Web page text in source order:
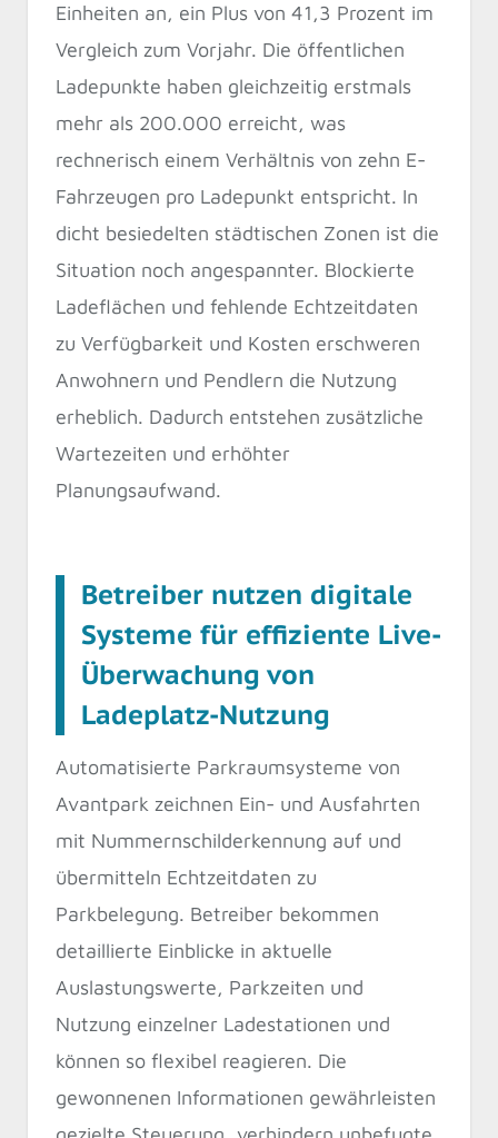
Einheiten an, ein Plus von 41,3 Prozent im
Vergleich zum Vorjahr. Die öffentlichen
Ladepunkte haben gleichzeitig erstmals
mehr als 200.000 erreicht, was
rechnerisch einem Verhältnis von zehn E-
Fahrzeugen pro Ladepunkt entspricht. In
dicht besiedelten städtischen Zonen ist die
Situation noch angespannter. Blockierte
Ladeflächen und fehlende Echtzeitdaten
zu Verfügbarkeit und Kosten erschweren
Anwohnern und Pendlern die Nutzung
erheblich. Dadurch entstehen zusätzliche
Wartezeiten und erhöhter
Planungsaufwand.
Betreiber nutzen digitale
Systeme für effiziente Live-
Überwachung von
Ladeplatz-Nutzung
Automatisierte Parkraumsysteme von
Avantpark zeichnen Ein- und Ausfahrten
mit Nummernschilderkennung auf und
übermitteln Echtzeitdaten zu
Parkbelegung. Betreiber bekommen
detaillierte Einblicke in aktuelle
Auslastungswerte, Parkzeiten und
Nutzung einzelner Ladestationen und
können so flexibel reagieren. Die
gewonnenen Informationen gewährleisten